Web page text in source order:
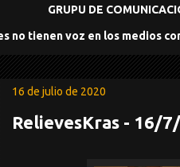
GRUPU DE
no tienen voz en los medios
16 de julio de 2020
RelievesKras - 16/